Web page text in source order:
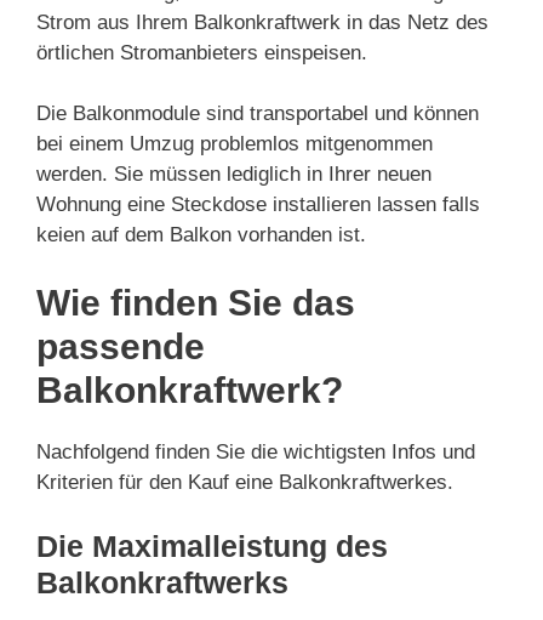
Strom aus Ihrem Balkonkraftwerk in das Netz des
örtlichen Stromanbieters einspeisen.
Die Balkonmodule sind transportabel und können
bei einem Umzug problemlos mitgenommen
werden. Sie müssen lediglich in Ihrer neuen
Wohnung eine Steckdose installieren lassen falls
keien auf dem Balkon vorhanden ist.
Wie finden Sie das
passende
Balkonkraftwerk?
Nachfolgend finden Sie die wichtigsten Infos und
Kriterien für den Kauf eine Balkonkraftwerkes.
Die Maximalleistung des
Balkonkraftwerks